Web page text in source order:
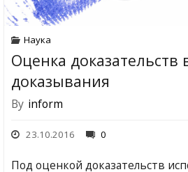
Наука
Оценка доказательств
доказывания
By inform
23.10.2016 0
Под оценкой доказательств